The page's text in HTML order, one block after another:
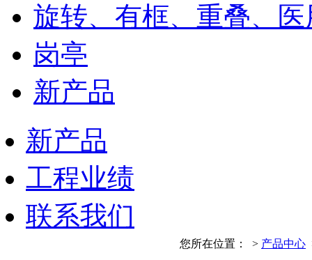
旋转、有框、重叠、医
岗亭
新产品
新产品
工程业绩
联系我们
您所在位置： > 产品中心